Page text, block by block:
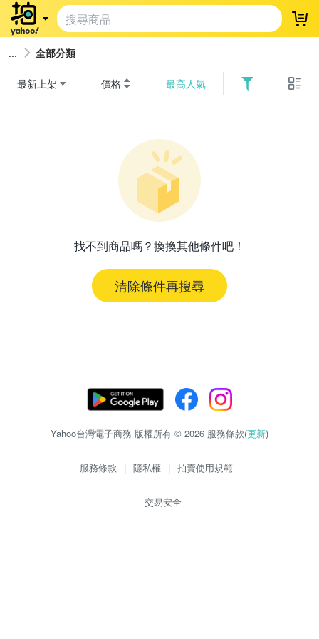
登
全部分類
最新上架 價格 最高人氣
找不到商品嗎？換換其他條件吧！
清除條件再搜尋
Yahoo台灣電子商務 版權所有 © 2026 服務條款(更新)
服務條款 | 隱私權 | 拍賣使用規範
交易安全